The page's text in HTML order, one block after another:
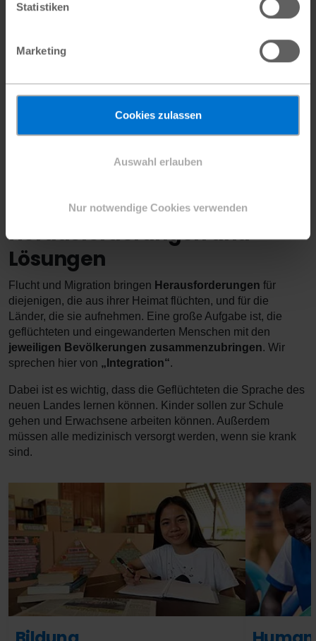
Statistiken
Marketing
Cookies zulassen
Auswahl erlauben
Nur notwendige Cookies verwenden
verhindern, dass ganz viele Menschen einwandern. Viele
Berufen einwandern. Das ist häufig der Fall, wenn es im
Land nicht genügend Menschen gibt, die diese Arbeit
Bewohner:innen eines Mitgliedlandes überall hinziehen
und dort arbeiten, auch in einem anderen Mitgliedsland.
Herausforderungen und
Lösungen
Flucht und Migration bringen Herausforderungen für
diejenigen, die aus ihrer Heimat flüchten, und für die
Länder, die sie aufnehmen. Eine große Aufgabe ist, die
geflüchteten und eingewanderten Menschen mit den
jeweiligen Bevölkerungen zusammenzubringen. Wir
sprechen hier von „Integration“.
Dabei ist es wichtig, dass die Geflüchteten die Sprache des
neuen Landes lernen können. Kinder sollen zur Schule
gehen und Erwachsene arbeiten können. Außerdem
müssen alle medizinisch versorgt werden, wenn sie krank
sind.